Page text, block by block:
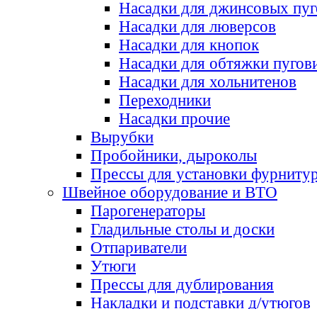
Насадки для джинсовых
Насадки для люверсов
Насадки для кнопок
Насадки для обтяжки
Насадки для хольнитенов
Переходники
Насадки прочие
Вырубки
Пробойники, дыроколы
Прессы для установки
Швейное оборудование и ВТО
Парогенераторы
Гладильные столы и доски
Отпариватели
Утюги
Прессы для дублирования
Накладки и подставки д/утюгов